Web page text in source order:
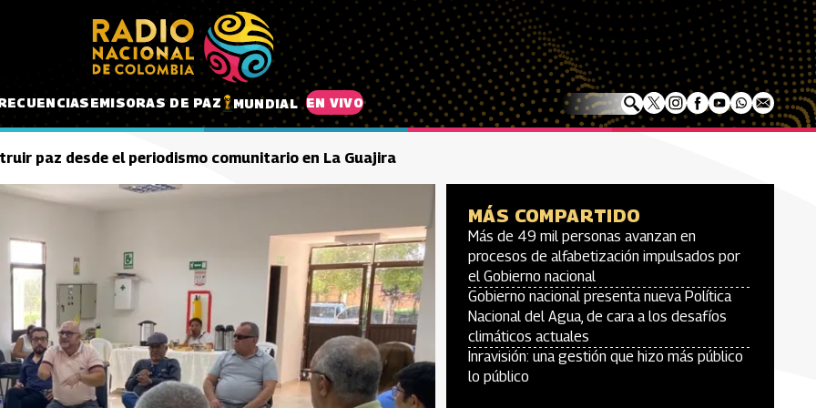
EMISORAS DE PAZ MUNDIAL EN VIVO
paz desde el periodismo comunitario en La Guajira
MÁS COMPARTIDO
Más de 49 mil personas avanzan en
procesos de alfabetización impulsados por
el Gobierno nacional
Gobierno nacional presenta nueva Política
Nacional del Agua, de cara a los desafíos
climáticos actuales
Inravisión: una gestión que hizo más público
lo público